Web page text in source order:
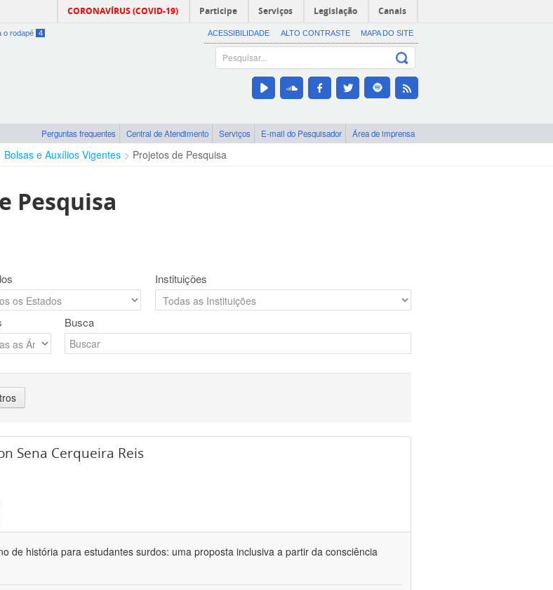
CORONAVÍRUS (COVID-19) Participe Serviços Legislação Canais
o rodapé 4 ACESSIBILIDADE ALTO CONTRASTE MAPA DO SITE
Perguntas frequentes Central de Atendimento Serviços E-mail do Pesquisador Área de imprensa
Bolsas e Auxílios Vigentes Projetos de Pesquisa
Pesquisa
Instituições
Busca
Sena Cerqueira Reis
de história para estudantes surdos: uma proposta inclusiva a partir da consciência